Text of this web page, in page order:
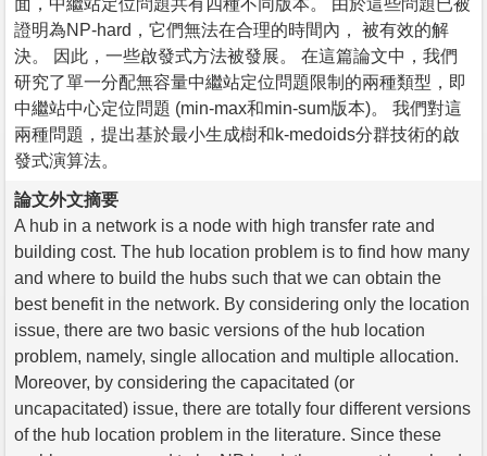
證明為NP-hard，它們無法在合理的時間內， 被有效的解
決。 因此，一些啟發式方法被發展。 在這篇論文中，我們
研究了單一分配無容量中繼站定位問題限制的兩種類型，即
中繼站中心定位問題 (min-max和min-sum版本)。 我們對這
兩種問題，提出基於最小生成樹和k-medoids分群技術的啟
發式演算法。
論文外文摘要
A hub in a network is a node with high transfer rate and
building cost. The hub location problem is to find how many
and where to build the hubs such that we can obtain the
best benefit in the network. By considering only the location
issue, there are two basic versions of the hub location
problem, namely, single allocation and multiple allocation.
Moreover, by considering the capacitated (or
uncapacitated) issue, there are totally four different versions
of the hub location problem in the literature. Since these